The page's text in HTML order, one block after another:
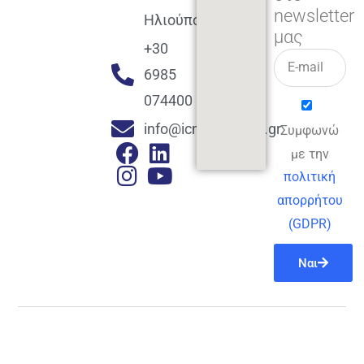
Ηλιούπολη
+30
6985
074400
info@icmacademy.gr
newsletter
μας
Συμφωνώ
με την
πολιτική
απορρήτου
(GDPR)
Ναι